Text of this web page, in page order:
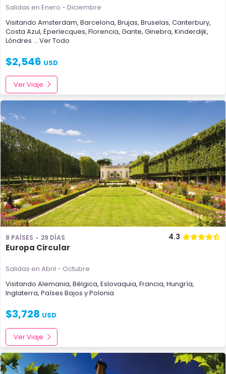
Salidas en Enero - Diciembre
Visitando Amsterdam, Barcelona, Brujas, Bruselas, Canterbury,
Costa Azul, Eperlecques, Florencia, Gante, Ginebra, Kinderdijk,
Lóndres ... Ver Todo
$2,546 USD
Ver Viaje
8 PAÍSES 29 DÍAS 4.3
Europa Circular
Salidas en Abril - Octubre
Visitando Alemania, Bélgica, Eslovaquia, Francia, Hungría,
Inglaterra, Países Bajos yPolonia
$3,728 USD
Ver Viaje